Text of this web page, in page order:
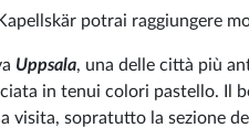
potrai raggiungere
Uppsala, una delle città più
in tenui colori pastello. Il
visita, sopratutto la sezione